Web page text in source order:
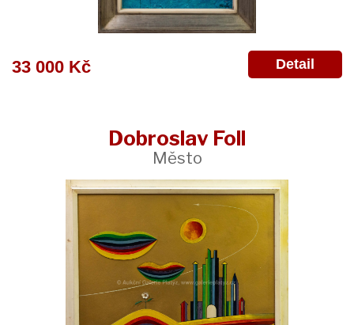
33 000 Kč Detail
Dobroslav Foll
Město